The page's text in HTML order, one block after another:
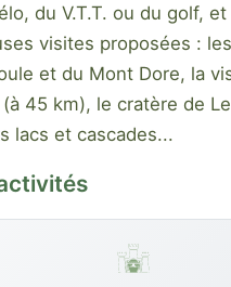
du V.T.T. ou du golf, et
visites proposées :
et du Mont Dore, la
(à 45 km), le cratère de
lacs et cascades...